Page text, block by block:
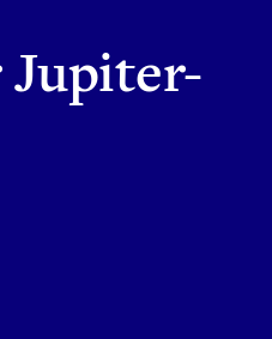
Jupiter-